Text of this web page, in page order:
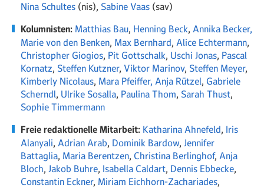
Nina Schultes (nis), Sabine Vaas (sav)
Kolumnisten: Matthias Bau, Henning Beck, Annika Becker,
Marie von den Benken, Max Bernhard, Alice Echtermann,
Christopher Giogios, Pit Gottschalk, Uschi Jonas, Pascal
Kornatz, Steffen Kutzner, Viktor Marinov, Steffen Meyer,
Kimberly Nicolaus, Mara Pfeiffer, Anja Rützel, Gabriele
Scherndl, Ulrike Sosalla, Paulina Thom, Sarah Thust,
Sophie Timmermann
Freie redaktionelle Mitarbeit: Katharina Ahnefeld, Iris
Alanyali, Adrian Arab, Dominik Bardow, Jennifer
Battaglia, Maria Berentzen, Christina Berlinghof, Anja
Bloch, Jakob Buhre, Isabella Caldart, Dennis Ebbecke,
Constantin Eckner, Miriam Eichhorn-Zachariades,